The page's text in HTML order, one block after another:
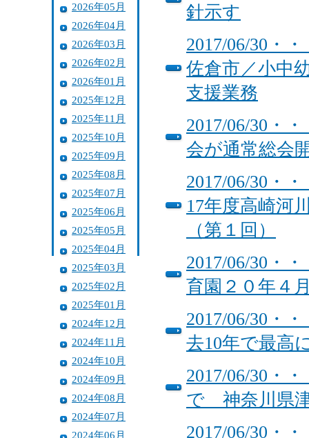
2026年05月
2026年04月
2026年03月
2026年02月
2026年01月
2025年12月
2025年11月
2025年10月
2025年09月
2025年08月
2025年07月
2025年06月
2025年05月
2025年04月
2025年03月
2025年02月
2025年01月
2024年12月
2024年11月
2024年10月
2024年09月
2024年08月
2024年07月
2024年06月
針示す
2017/06/30・
佐倉市／小中
支援業務
2017/06/30・
会が通常総会
2017/06/30・
17年度高崎河
（第１回）
2017/06/30・
育園２０年
2017/06/30・
去10年で最高
2017/06/30・
で 神奈川県
2017/06/30・